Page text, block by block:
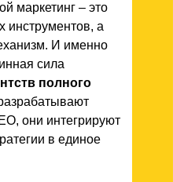
маркетинг – это
инструментов, а
И именно
сила
полного
они интегрируют
в единое